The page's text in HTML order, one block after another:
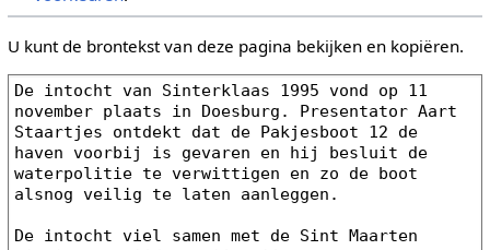
U kunt de brontekst van deze pagina bekijken en kopiëren.